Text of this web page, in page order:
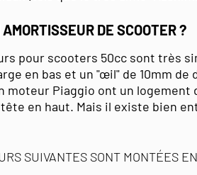
DE SCOOTER ?
pour scooters 50cc sont très
en bas et un "œil" de 10mm de
moteur Piaggio ont un logement
en haut. Mais il existe bien
SUIVANTES SONT MONTÉES